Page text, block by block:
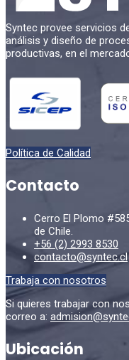
Syntec provee servicios
análisis y diseño de
productivas, en el
Política de Calidad
Contacto
Cerro El Plomo
de Chile.
+56 (2) 2993 8530
contacto@syntec.cl
Trabaja con nosotros
Si quieres trabajar con
correo a:
Ubicación